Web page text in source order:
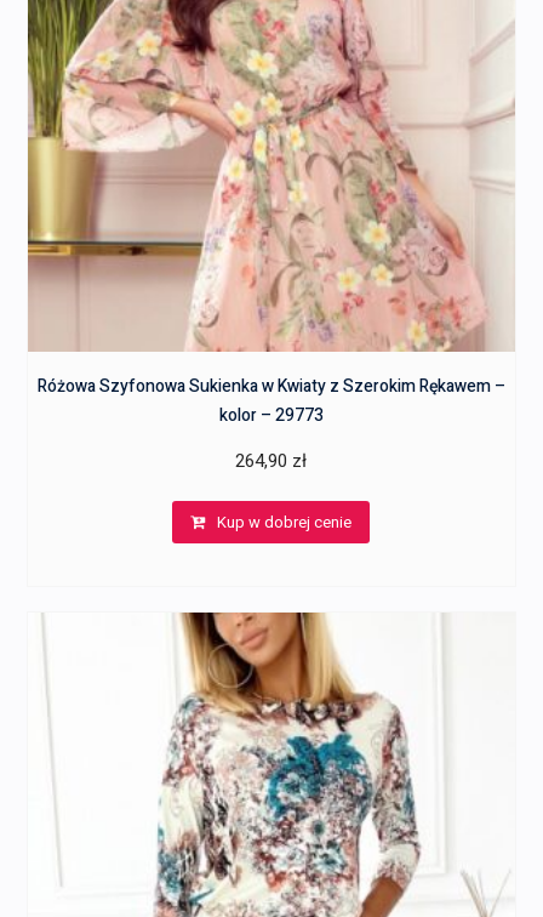
Różowa Szyfonowa Sukienka w Kwiaty z Szerokim Rękawem –
kolor – 29773
264,90 zł
Kup w dobrej cenie